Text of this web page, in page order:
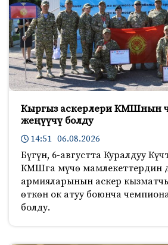
Кыргыз аскерлери КМШнын
жеңүүчү болду
14:51 06.08.2026
Бүгүн, 6-августта Куралдуу
КМШга мүчө мамлекеттердин
армияларынын аскер
өткөн ок атуу боюнча
болду.